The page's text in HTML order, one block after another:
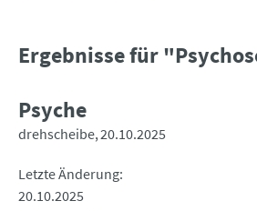
Ergebnisse für
Psyche
drehscheibe 20.10.2025
Letzte Änderung
20.10.2025